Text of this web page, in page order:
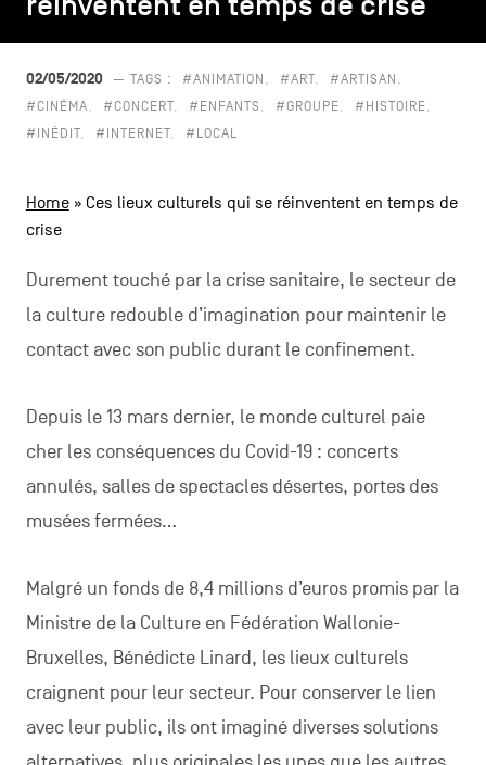
secondaire
FR NL EN
02/05/2020 — TAGS : #ANIMATION #ART
#ARTISAN
#CINÉMA
#CONCERT #ENFANTS #GROUPE
#HISTOIRE
#INÉDIT
#INTERNET #LOCAL
Home» Ces lieux culturels qui se réinventent en temps de
crise
Durement touché par la crise sanitaire, le secteur de
la culture redouble d’imagination pour maintenir le
contact avec son public durant le confinement.
Depuis le 13 mars dernier, le monde culturel paie
cher les conséquences du Covid-19 : concerts
annulés, salles de spectacles désertes, portes des
musées fermées…
Malgré un fonds de 8,4 millions d’euros promis par la
Ministre de la Culture en Fédération Wallonie-
Bruxelles, Bénédicte Linard, les lieux culturels
craignent pour leur secteur. Pour conserver le lien
avec leur public, ils ont imaginé diverses solutions